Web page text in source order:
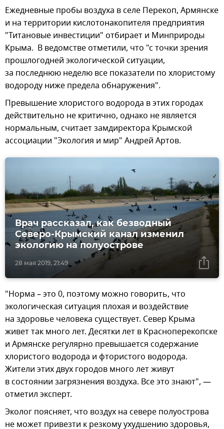
Ежедневные пробы воздуха в селе Перекоп, Армянске
и на территории кислотонакопителя предприятия
"Титановые инвестиции" отбирает и Минприроды
Крыма. В ведомстве отметили, что "с точки зрения
прошлогодней экологической ситуации,
за последнюю неделю все показатели по хлористому
водороду ниже предела обнаружения".
Превышение хлористого водорода в этих городах
действительно не критично, однако не является
нормальным, считает замдиректора Крымской
ассоциации "Экология и мир" Андрей Артов.
28 мая 2019, 21:49
Врач рассказал, как безводный
Северо-Крымский канал изменил
экологию на полуострове
"Норма – это 0, поэтому можно говорить, что
экологическая ситуация плохая и воздействие
на здоровье человека существует. Север Крыма
живет так много лет. Десятки лет в Красноперекопске
и Армянске регулярно превышается содержание
хлористого водорода и фтористого водорода.
Жители этих двух городов много лет живут
в состоянии загрязнения воздуха. Все это знают", —
отметил эксперт.
Эколог поясняет, что воздух на севере полуострова
не может привезти к резкому ухудшению здоровья,